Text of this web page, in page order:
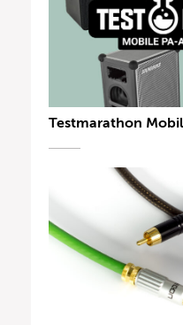
Testmarathon